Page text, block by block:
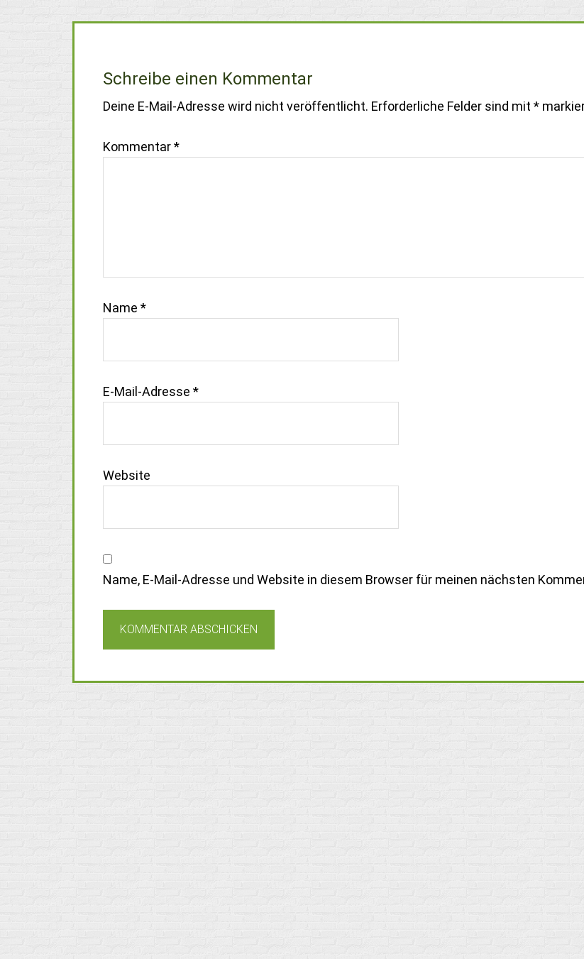
Schreibe einen Kommentar
Deine E-Mail-Adresse wird nicht veröffentlicht. Erforderliche Felder sind mit *
Kommentar*
Name *
E-Mail-Adresse *
Website
Name, E-Mail-Adresse und Website in diesem Browser für meinen nächsten